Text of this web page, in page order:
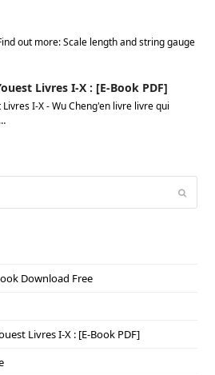
out more: Scale length and string gauge
Livres I-X : [E-Book PDF]
I-X - Wu Cheng'en livre livre qui
Download Free
Livres I-X : [E-Book PDF]